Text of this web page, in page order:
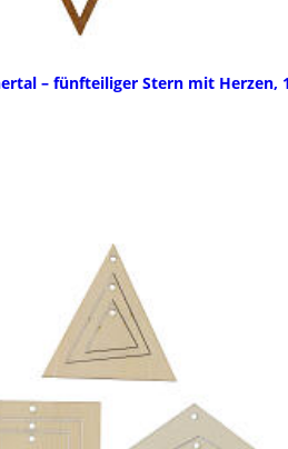
– fünfteiliger Stern mit Herzen,